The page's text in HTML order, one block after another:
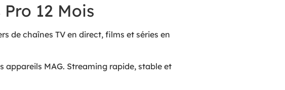
12 Mois
de chaînes TV en direct, films et séries en
appareils MAG. Streaming rapide, stable et